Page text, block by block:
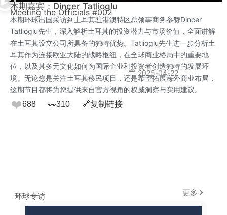
本期嘉宾：Dincer Tatlioglu
Meeting the Officials #002
本期环球出国采访到土耳其驻港澳特区总领事商务参赞Dincer
Tatlioglu先生，深入解析土耳其的投资潜力与市场价值，全面讲解
在土耳其设立公司所具备的独特优势。Tatlioglu先生进一步分析土
耳其作为连接欧亚大陆的战略枢纽，在全球商业格局中的重要地
位，以及其多元文化如何为国际企业和投资者创造独特的发展环
境。无论您是关注土耳其移民项目，还是希望拓展海外商业布局，
这期节目都将为您提供来自官方视角的权威洞察与实用建议。
❤️688 👀310 🔗复制链接
2025-04-22
环球专访 更多